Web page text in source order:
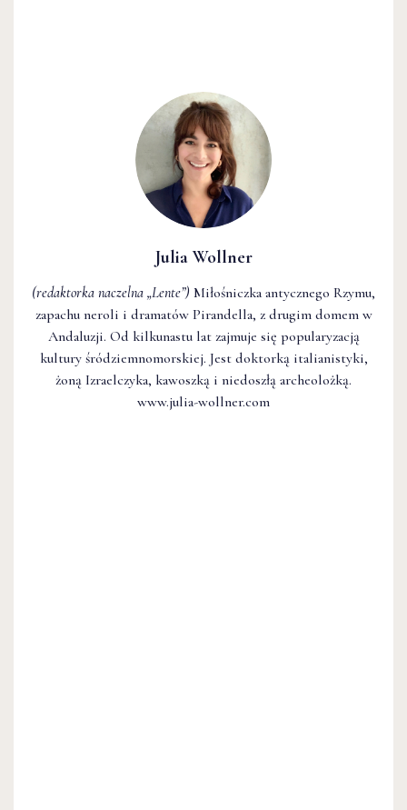
Julia Wollner
(redaktorka naczelna „Lente”) Miłośniczka antycznego Rzymu,
zapachu neroli i dramatów Pirandella, z drugim domem w
Andaluzji. Od kilkunastu lat zajmuje się popularyzacją
kultury śródziemnomorskiej. Jest doktorką italianistyki,
żoną Izraelczyka, kawoszką i niedoszłą archeolożką.
www.julia-wollner.com